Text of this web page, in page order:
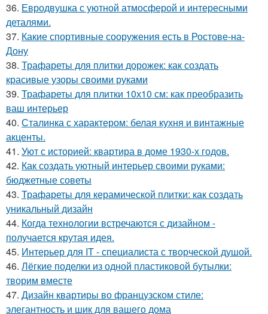
36. Евродвушка с уютной атмосферой и интересными
деталями.
37. Какие спортивные сооружения есть в Ростове-на-
Дону
38. Трафареты для плитки дорожек: как создать
красивые узоры своими руками
39. Трафареты для плитки 10х10 см: как преобразить
ваш интерьер
40. Сталинка с характером: белая кухня и винтажные
акценты.
41. Уют с историей: квартира в доме 1930-х годов.
42. Как создать уютный интерьер своими руками:
бюджетные советы
43. Трафареты для керамической плитки: как создать
уникальный дизайн
44. Когда технологии встречаются с дизайном -
получается крутая идея.
45. Интерьер для IT - специалиста с творческой душой.
46. Лёгкие поделки из одной пластиковой бутылки:
творим вместе
47. Дизайн квартиры во французском стиле:
элегантность и шик для вашего дома